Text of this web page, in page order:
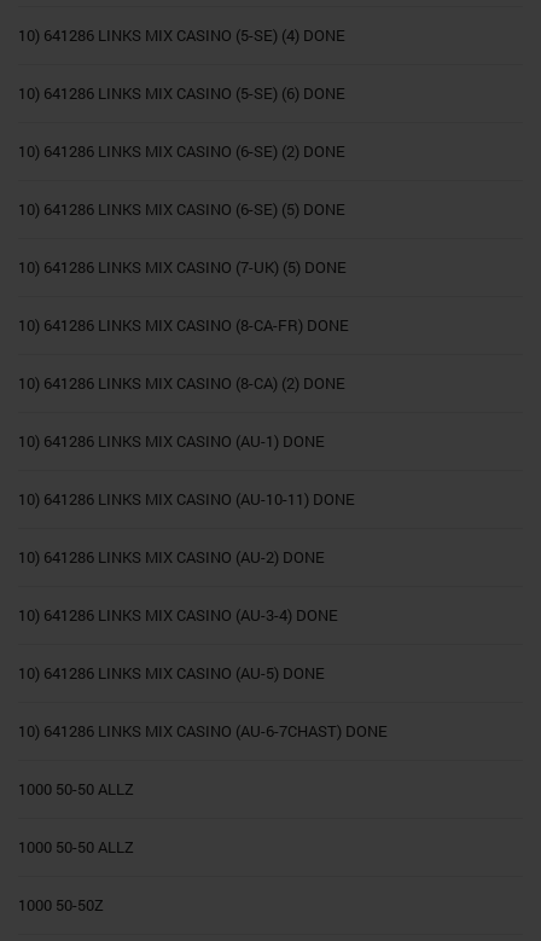
10) 641286 LINKS MIX CASINO (5-SE) (4) DONE
10) 641286 LINKS MIX CASINO (5-SE) (6) DONE
10) 641286 LINKS MIX CASINO (6-SE) (2) DONE
10) 641286 LINKS MIX CASINO (6-SE) (5) DONE
10) 641286 LINKS MIX CASINO (7-UK) (5) DONE
10) 641286 LINKS MIX CASINO (8-CA-FR) DONE
10) 641286 LINKS MIX CASINO (8-CA) (2) DONE
10) 641286 LINKS MIX CASINO (AU-1) DONE
10) 641286 LINKS MIX CASINO (AU-10-11) DONE
10) 641286 LINKS MIX CASINO (AU-2) DONE
10) 641286 LINKS MIX CASINO (AU-3-4) DONE
10) 641286 LINKS MIX CASINO (AU-5) DONE
10) 641286 LINKS MIX CASINO (AU-6-7CHAST) DONE
1000 50-50 ALLZ
1000 50-50 ALLZ
1000 50-50Z